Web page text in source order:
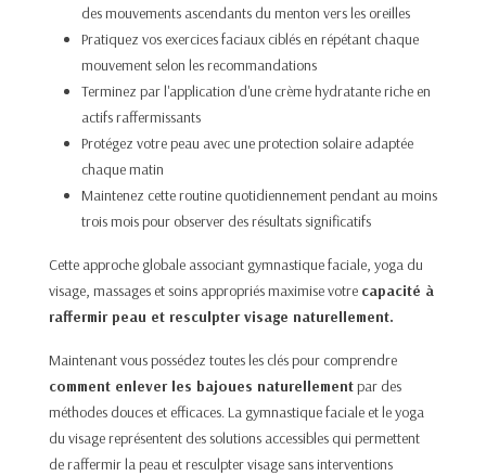
des mouvements ascendants du menton vers les oreilles
Pratiquez vos exercices faciaux ciblés en répétant chaque
mouvement selon les recommandations
Terminez par l'application d'une crème hydratante riche en
actifs raffermissants
Protégez votre peau avec une protection solaire adaptée
chaque matin
Maintenez cette routine quotidiennement pendant au moins
trois mois pour observer des résultats significatifs
Cette approche globale associant gymnastique faciale, yoga du
visage, massages et soins appropriés maximise votre capacité à
raffermir peau et resculpter visage naturellement.
​Maintenant vous possédez toutes les clés pour comprendre
comment enlever les bajoues naturellementpar des
méthodes douces et efficaces. La gymnastique faciale et le yoga
du visage représentent des solutions accessibles qui permettent
de raffermir la peau et resculpter visage sans interventions